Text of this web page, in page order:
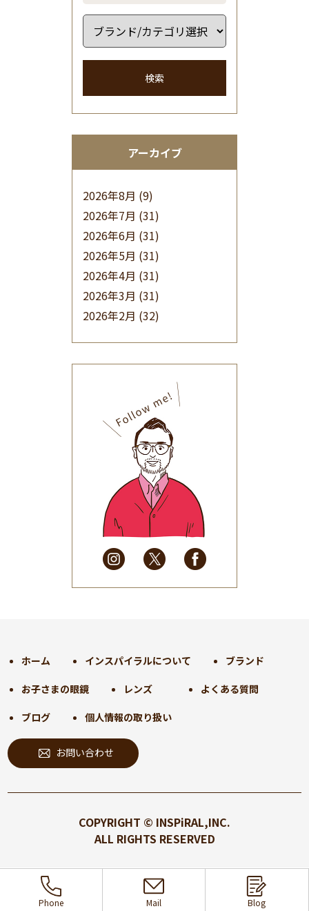
検索
アーカイブ
2026年8月 (9)
2026年7月 (31)
2026年6月 (31)
2026年5月 (31)
2026年4月 (31)
2026年3月 (31)
2026年2月 (32)
(32)
2025年9月(30)
2025年8月(31)
2025年7月(37)
2025年6月(48)
2025年5月
(41)
2025年4月
(32)
2025年3月(31)
2025年2月
(28)
2025年1月
(34)
2024年9月(30)
2024年7月(31)
2024年6月(30)
2024年5月
2024年4月 (32)
2024年2月(31)
2024年1月(45)
2023年12月(31)
(31)
(32)
ホーム インスパイラルについて ブランド
お子さまの眼鏡 レンズ よくある質問
ブログ 個人情報の取り扱い
お問い合わせ
COPYRIGHT © INSPiRAL,INC.
ALL RIGHTS RESERVED
Phone Mail Blog